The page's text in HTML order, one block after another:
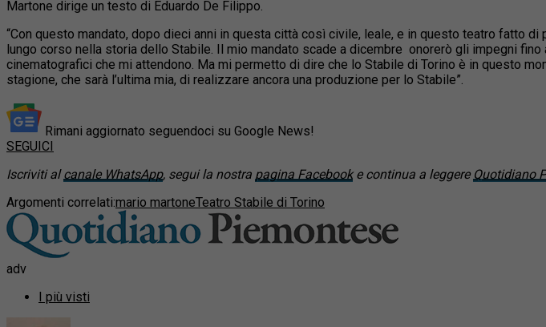
Martone dirige un testo di Eduardo De Filippo.
“Con questo mandato, dopo dieci anni in questa città così civile, leale, e in questo teatro fatto
lungo corso nella storia dello Stabile. Il mio mandato scade a dicembre onorerò gli impegni
cinematografici che mi attendono. Ma mi permetto di dire che lo Stabile di Torino è in questo
stagione, che sarà l’ultima mia, di realizzare ancora una produzione per lo Stabile”.
Rimani aggiornato seguendoci su Google News!
SEGUICI
Iscriviti alcanale WhatsApp, segui la nostra pagina Facebooke continua a leggere Quotidiano
Argomenti correlati:mario martoneTeatro Stabile di Torino
adv
I più visti